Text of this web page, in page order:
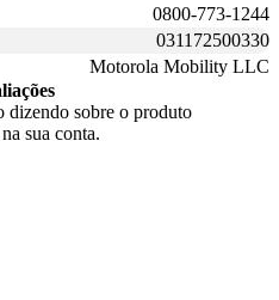
0800-773-1244
031172500330
Motorola Mobility LLC
dizendo sobre o produto
sua conta.